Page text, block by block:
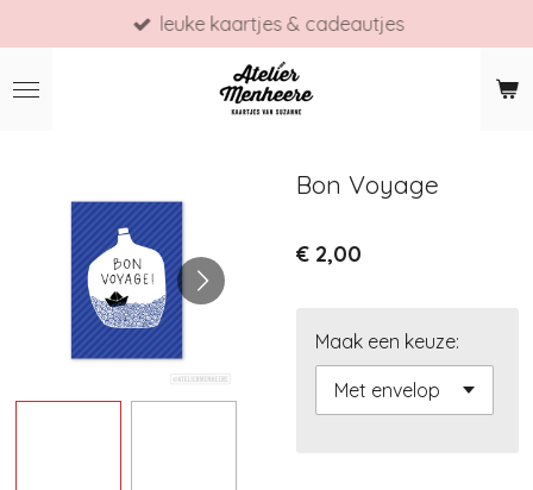
direct
naar
leuke kaartjes & cadeautjes
Bon Voyage
€ 2,00
Maak een keuze: